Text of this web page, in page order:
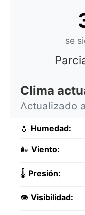
se
Clima
Actualizado
💧 Humedad:
🌬️ Viento:
🌡️ Presión:
👁️ Visibilidad: